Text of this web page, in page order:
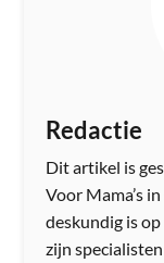
Redactie
Dit artikel is
Voor Mama’s
deskundig is
zijn